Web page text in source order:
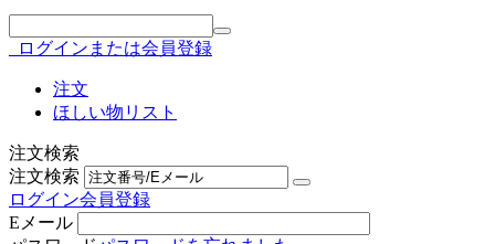
ログインまたは会員登録
注文
ほしい物リスト
注文検索
注文検索
ログイン会員登録
Eメール